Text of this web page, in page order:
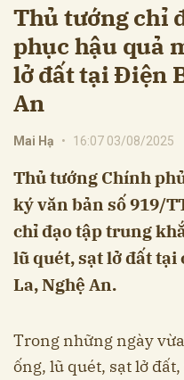
Thủ tướng chỉ
phục hậu quả
lở đất tại Điện
An
Mai Hạ • 16:07 03/08/2025
Thủ tướng Chính
ký văn bản số 919/
chỉ đạo tập trung
lũ quét, sạt lở đất
La, Nghệ An.
Trong những ngày
ống, lũ quét, sạt lở